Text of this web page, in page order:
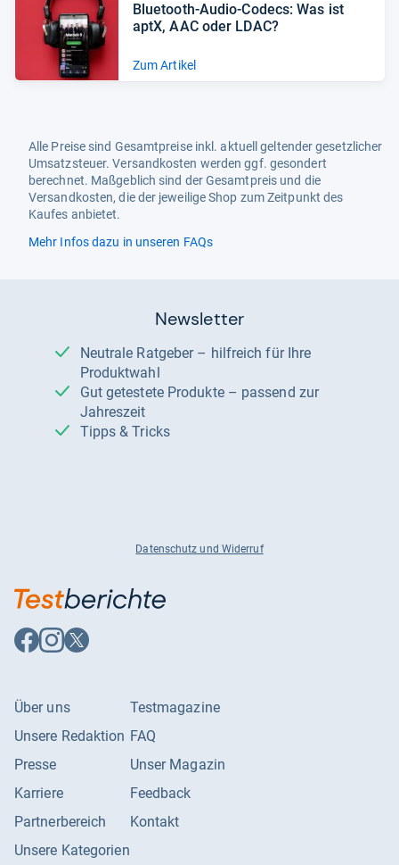
Blue­tooth-​Audio-​Codecs: Was ist
aptX, AAC oder LDAC?
Zum Artikel
Alle Preise sind Gesamtpreise inkl. aktuell geltender gesetzlicher
Umsatzsteuer. Versandkosten werden ggf. gesondert
berechnet. Maßgeblich sind der Gesamtpreis und die
Versandkosten, die der jeweilige Shop zum Zeitpunkt des
Kaufes anbietet.
Mehr Infos dazu in unseren FAQs
Newsletter
Neutrale Ratgeber – hilfreich für Ihre
Produktwahl
Gut getestete Produkte – passend zur
Jahreszeit
Tipps & Tricks
Datenschutz und Widerruf
Auf
Facebook
Auf
Instagram
Auf
X
Über uns
Unsere Redaktion
Presse
Karriere
Partnerbereich
Unsere Kategorien
Testmagazine
FAQ
Unser Magazin
Feedback
Kontakt